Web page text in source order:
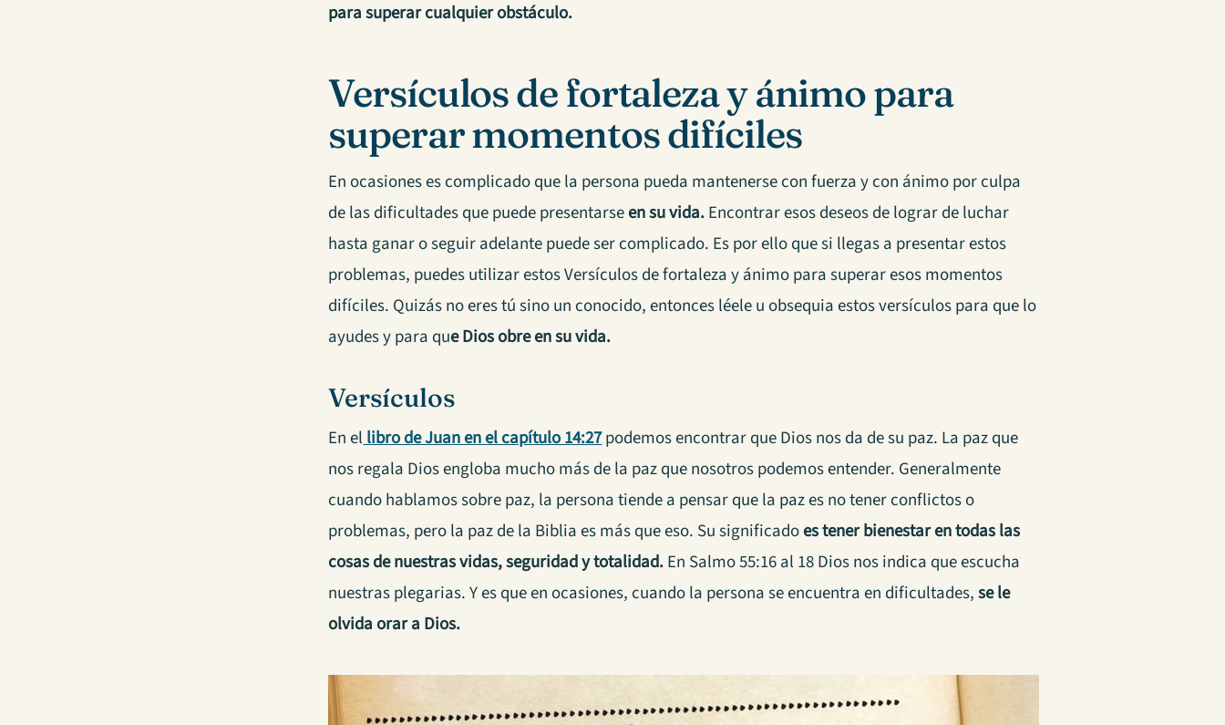
para superar cualquier obstáculo.
Versículos de fortaleza y ánimo para
superar momentos difíciles
En ocasiones es complicado que la persona pueda mantenerse con fuerza y con ánimo por culpa
de las dificultades que puede presentarseen su vida.Encontrar esos deseos de lograr de luchar
hasta ganar o seguir adelante puede ser complicado. Es por ello que si llegas a presentar estos
problemas, puedes utilizar estos Versículos de fortaleza y ánimo para superar esos momentos
difíciles. Quizás no eres tú sino un conocido, entonces léele u obsequia estos versículos para que lo
ayudes y para que Dios obre en su vida.
Versículos
En ellibro de Juan en el capítulo 14:27podemos encontrar que Dios nos da de su paz. La paz que
nos regala Dios engloba mucho más de la paz que nosotros podemos entender. Generalmente
cuando hablamos sobre paz, la persona tiende a pensar que la paz es no tener conflictos o
problemas, pero la paz de la Biblia es más que eso. Su significadoes tener bienestar en todas las
cosas de nuestras vidas, seguridad y totalidad.En Salmo 55:16 al 18 Dios nos indica que escucha
nuestras plegarias. Y es que en ocasiones, cuando la persona se encuentra en dificultades,se le
olvida orar a Dios.